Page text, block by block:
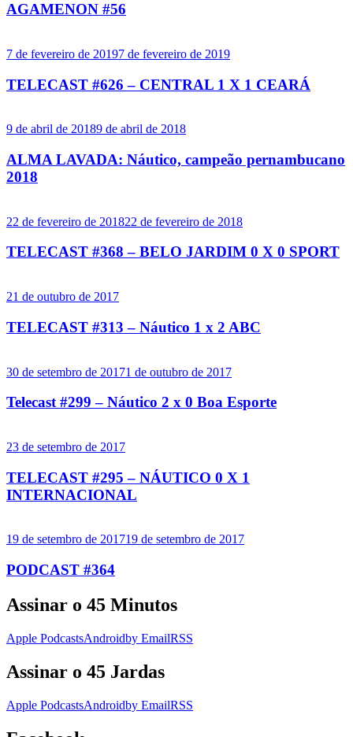
AGAMENON #56
7 de fevereiro de 20197 de fevereiro de 2019
TELECAST #626 – CENTRAL 1 X 1 CEARÁ
9 de abril de 20189 de abril de 2018
ALMA LAVADA: Náutico, campeão pernambucano
2018
22 de fevereiro de 201822 de fevereiro de 2018
TELECAST #368 – BELO JARDIM 0 X 0 SPORT
21 de outubro de 2017
TELECAST #313 – Náutico 1 x 2 ABC
30 de setembro de 20171 de outubro de 2017
Telecast #299 – Náutico 2 x 0 Boa Esporte
23 de setembro de 2017
TELECAST #295 – NÁUTICO 0 X 1
INTERNACIONAL
19 de setembro de 201719 de setembro de 2017
PODCAST #364
Assinar o 45 Minutos
Apple PodcastsAndroidby EmailRSS
Assinar o 45 Jardas
Apple PodcastsAndroidby EmailRSS